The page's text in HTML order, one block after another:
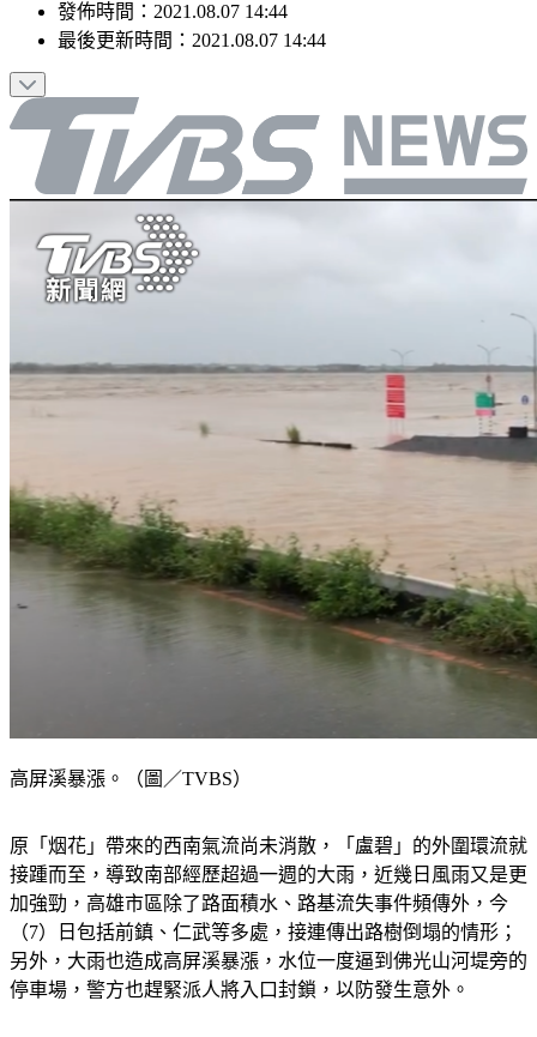
最後更新時間： 2021.08.07 14:44
接踵而至，導致南部經歷超過一週的大雨，近幾日風雨又是更
加強勁，高雄市區除了路面積水、路基流失事件頻傳外，今
（7）日包括前鎮、仁武等多處，接連傳出路樹倒塌的情形；
另外，大雨也造成高屏溪暴漲，水位一度逼到佛光山河堤旁的
停車場，警方也趕緊派人將入口封鎖，以防發生意外。